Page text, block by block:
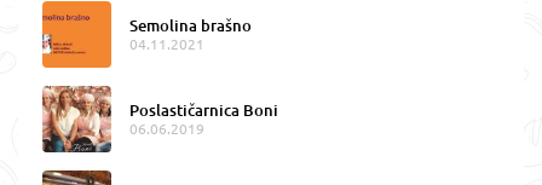
Semolina brašno
04.11.2021
Poslastičarnica Boni
06.06.2019